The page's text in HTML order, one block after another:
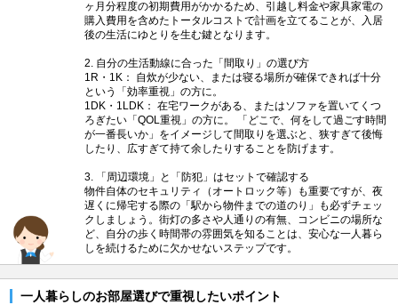
ヶ月分程度の初期費用がかかるため、引越し料金や家具家電の
購入費用を含めたトータルコストで計画を立てることが、入居
後の生活にゆとりを生む鍵となります。
2. 自分の生活動線に合った「間取り」の選び方
1R・1K： 自炊が少ない、または寝る場所が確保できれば十分
という「効率重視」の方に。
1DK・1LDK： 在宅ワークがある、またはソファを置いてくつ
ろぎたい「QOL重視」の方に。 「どこで、何をして過ごす時間
が一番長いか」をイメージして間取りを選ぶと、狭すぎて後悔
したり、広すぎて持て余したりすることを防げます。
3. 「周辺環境」と「防犯」はセットで確認する
物件自体のセキュリティ（オートロック等）も重要ですが、夜
遅くに帰宅する際の「駅から物件までの道のり」も必ずチェッ
クしましょう。街灯の多さや人通りの有無、コンビニの場所な
ど、自分の歩く時間帯の雰囲気を知ることは、安心な一人暮ら
しを続けるために欠かせないステップです。
一人暮らしのお部屋選びで重視したいポイント